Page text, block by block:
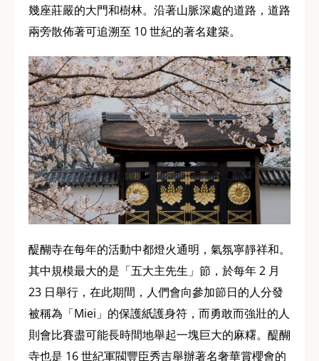
幾座莊嚴的大門和樹林。沿著山脈深處的道路，道路
兩旁散佈著可追溯至 10 世紀的著名建築。
醍醐寺在每年的活動中都燈火通明，氣氛寧靜祥和。
其中規模最大的是「五大主先生」節，於每年 2 月
23 日舉行，在此期間，人們會向參加節日的人分發
被稱為「Miei」的保護紙護身符，而勇敢而強壯的人
則會比賽盡可能長時間地舉起一塊巨大的麻糬。醍醐
寺也是 16 世紀軍閥豐臣秀吉舉辦著名奢華賞櫻會的